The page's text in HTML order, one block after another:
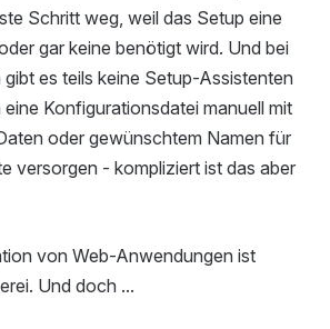
Schritt weg, weil das Setup eine
gar keine benötigt wird. Und bei
es teils keine Setup-Assistenten
Konfigurationsdatei manuell mit
oder gewünschtem Namen für
versorgen - kompliziert ist das aber
von Web-Anwendungen ist
Und doch ...